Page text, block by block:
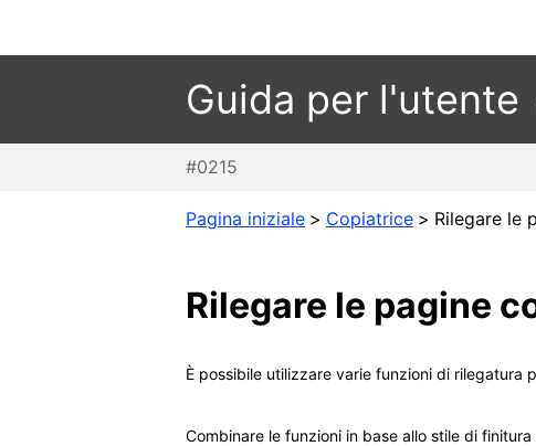
Guida per l'utente
#0215
Pagina iniziale > Copiatrice > Rilegare le
Rilegare le pagine
È possibile utilizzare varie funzioni di rilegatura
Combinare le funzioni in base allo stile di